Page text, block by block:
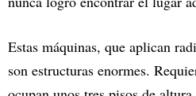
Estas máquinas, que aplican
son estructuras enormes.